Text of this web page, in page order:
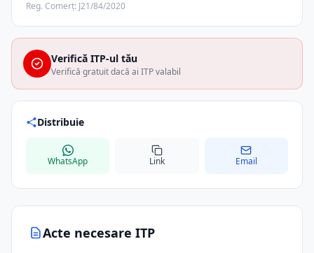
Acte necesare ITP
Reg. Comerț: J21/84/2020
Verifică ITP-ul tău
Verifică gratuit dacă ai ITP valabil
Distribuie
WhatsApp Link Email